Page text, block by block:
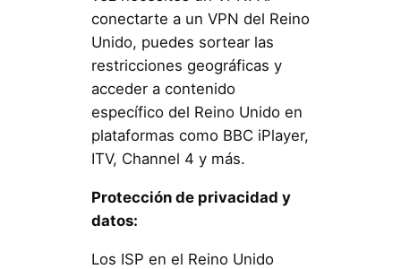
conectarte a un VPN del Reino
Unido, puedes sortear las
restricciones geográficas y
acceder a contenido
específico del Reino Unido en
plataformas como BBC iPlayer,
ITV, Channel 4 y más.
Protección de privacidad y
datos:
Los ISP en el Reino Unido